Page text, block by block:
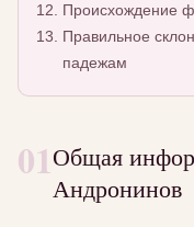
Происхождение
Правильное
падежам
01Общая
Андронинов